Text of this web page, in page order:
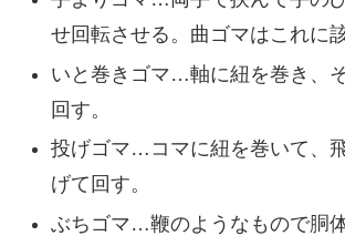
せ回転させる。曲ゴマはこれに
いと巻きゴマ…軸に紐を巻き、
回す。
投げゴマ…コマに紐を巻いて、
げて回す。
ぶちゴマ…鞭のようなもので胴